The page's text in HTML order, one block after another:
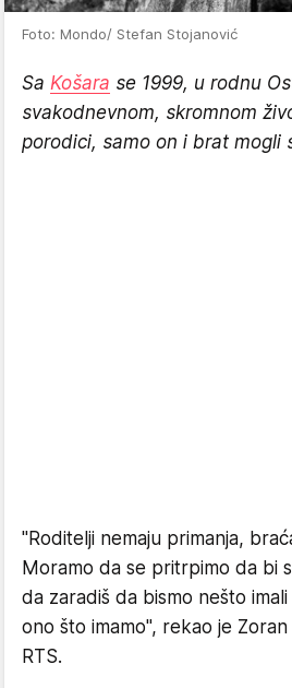
Foto: Mondo/ Stefan Stojanović
Sa Košara se 1999, u rodnu
svakodnevnom, skromnom
porodici, samo on i brat mogli
"Roditelji nemaju primanja,
Moramo da se pritrpimo da bi
da zaradiš da bismo nešto
ono što imamo", rekao je
RTS.